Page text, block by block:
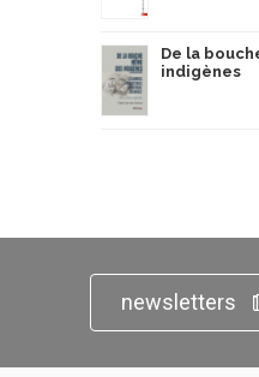
De la
indigènes
newsletters